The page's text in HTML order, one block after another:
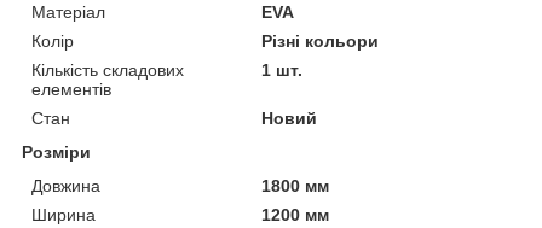
Матеріал
EVA
Колір
Різні кольори
Кількість складових
елементів
1 шт.
Стан
Новий
Розміри
Довжина
1800 мм
Ширина
1200 мм